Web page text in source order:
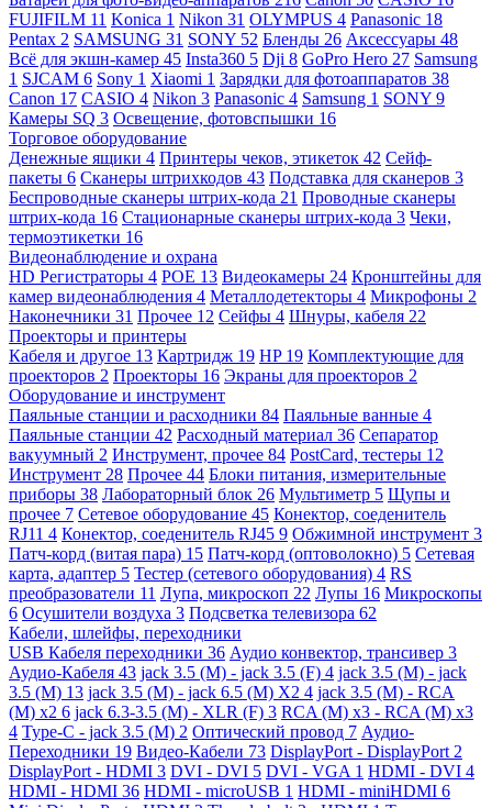
FUJIFILM 11 Konica 1 Nikon 31 OLYMPUS 4 Panasonic 18
Pentax 2 SAMSUNG 31 SONY 52 Бленды 26 Аксессуары 48
Всё для экшн-камер 45 Insta360 5 Dji 8 GoPro Hero 27 Samsung
1 SJCAM 6 Sony 1 Xiaomi 1 Зарядки для фотоаппаратов 38
Canon 17 CASIO 4 Nikon 3 Panasonic 4 Samsung 1 SONY 9
Камеры SQ 3 Освещение, фотовспышки 16
Торговое оборудование
Денежные ящики 4 Принтеры чеков, этикеток 42 Сейф-
пакеты 6 Сканеры штрихкодов 43 Подставка для сканеров 3
Беспроводные сканеры штрих-кода 21 Проводные сканеры
штрих-кода 16 Стационарные сканеры штрих-кода 3 Чеки,
термоэтикетки 16
Видеонаблюдение и охрана
HD Регистраторы 4 POE 13 Видеокамеры 24 Кронштейны для
камер видеонаблюдения 4 Металлодетекторы 4 Микрофоны 2
Наконечники 31 Прочее 12 Сейфы 4 Шнуры, кабеля 22
Проекторы и принтеры
Кабеля и другое 13 Картридж 19 HP 19 Комплектующие для
проекторов 2 Проекторы 16 Экраны для проекторов 2
Оборудование и инструмент
Паяльные станции и расходники 84 Паяльные ванные 4
Паяльные станции 42 Расходный материал 36 Сепаратор
вакуумный 2 Инструмент, прочее 84 PostCard, тестеры 12
Инструмент 28 Прочее 44 Блоки питания, измерительные
приборы 38 Лабораторный блок 26 Мультиметр 5 Щупы и
прочее 7 Сетевое оборудование 45 Конектор, соеденитель
RJ11 4 Конектор, соеденитель RJ45 9 Обжимной инструмент 3
Патч-корд (витая пара) 15 Патч-корд (оптоволокно) 5 Сетевая
карта, адаптер 5 Тестер (сетевого оборудования) 4 RS
преобразователи 11 Лупа, микроскоп 22 Лупы 16 Микроскопы
6 Осушители воздуха 3 Подсветка телевизора 62
Кабели, шлейфы, переходники
USB Кабеля переходники 36 Аудио конвектор, трансивер 3
Аудио-Кабеля 43 jack 3.5 (M) - jack 3.5 (F) 4 jack 3.5 (M) - jack
3.5 (M) 13 jack 3.5 (M) - jack 6.5 (M) X2 4 jack 3.5 (M) - RCA
(M) x2 6 jack 6.3-3.5 (M) - XLR (F) 3 RCA (M) x3 - RCA (M) x3
4 Type-C - jack 3.5 (M) 2 Оптический провод 7 Аудио-
Переходники 19 Видео-Кабели 73 DisplayPort - DisplayPort 2
DisplayPort - HDMI 3 DVI - DVI 5 DVI - VGA 1 HDMI - DVI 4
HDMI - HDMI 36 HDMI - microUSB 1 HDMI - miniHDMI 6